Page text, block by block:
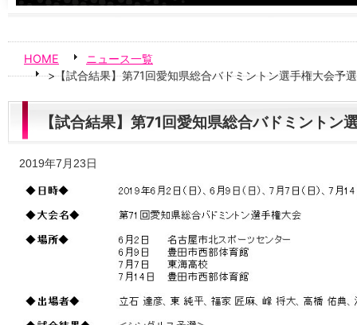
HOME
ニュース一覧
>【試合結果】第71回愛知県総合バドミントン選手権大会予
【試合結果】第71回愛知県総合バドミントン
2019年7月23日